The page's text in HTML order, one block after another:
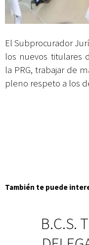
El Subprocurador
los nuevos titulares
la PRG, trabajar de
pleno respeto a los
También te puede
B.C.S.